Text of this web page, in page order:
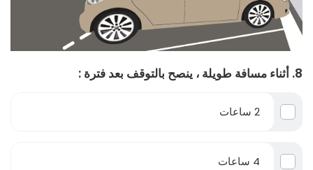
8. أثناء مسافة طويلة ، ينصح بالتوقف بعد فترة :
2 ساعات
4 ساعات